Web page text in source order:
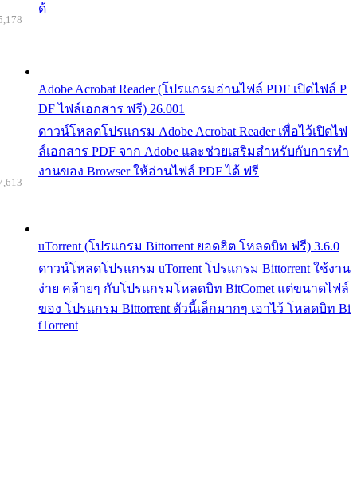
ด้
Adobe Acrobat Reader (โปรแกรมอ่านไฟล์ PDF เปิดไฟล์ P
DF ไฟล์เอกสาร ฟรี) 26.001
ดาวน์โหลดโปรแกรม Adobe Acrobat Reader เพื่อไว้เปิดไฟ
ล์เอกสาร PDF จาก Adobe และช่วยเสริมสำหรับกับการทำ
งานของ Browser ให้อ่านไฟล์ PDF ได้ ฟรี
uTorrent (โปรแกรม Bittorrent ยอดฮิต โหลดบิท ฟรี) 3.6.0
ดาวน์โหลดโปรแกรม uTorrent โปรแกรม Bittorrent ใช้งาน
ง่าย คล้ายๆ กับโปรแกรมโหลดบิท BitComet แต่ขนาดไฟล์
ของ โปรแกรม Bittorrent ตัวนี้เล็กมากๆ เอาไว้ โหลดบิท Bi
tTorrent